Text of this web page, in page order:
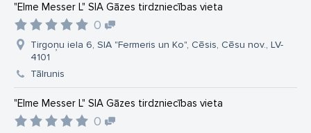
"Elme Messer L" SIA Gāzes tirdzniecības vieta
0
Tirgoņu iela 6, SIA "Fermeris un Ko", Cēsis, Cēsu nov., LV-
4101
Tālrunis
"Elme Messer L" SIA Gāzes tirdzniecības vieta
0